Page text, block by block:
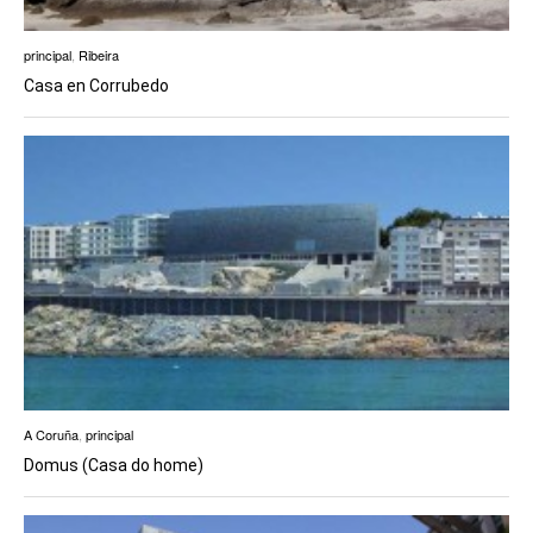
principal Ribeira
Casa en Corrubedo
A Coruña principal
Domus (Casa do home)